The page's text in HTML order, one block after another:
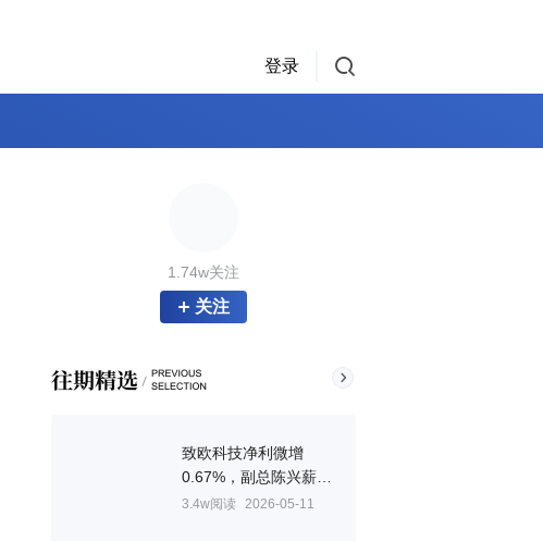
登录
1.74w关注
关注
致欧科技净利微增
0.67%，副总陈兴薪酬
434万元是董事长6倍
3.4w阅读 2026-05-11